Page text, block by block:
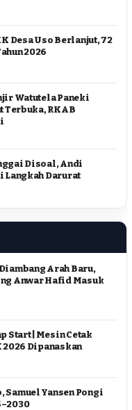
Desa Uso Berlanjut, 72
2026
Watutela Paneki
Terbuka, RKAB
Disoal, Andi
Langkah Darurat
Arah Baru,
Anwar Hafid Masuk
Start | Mesin Cetak
Dipanaskan
Yansen Pongi